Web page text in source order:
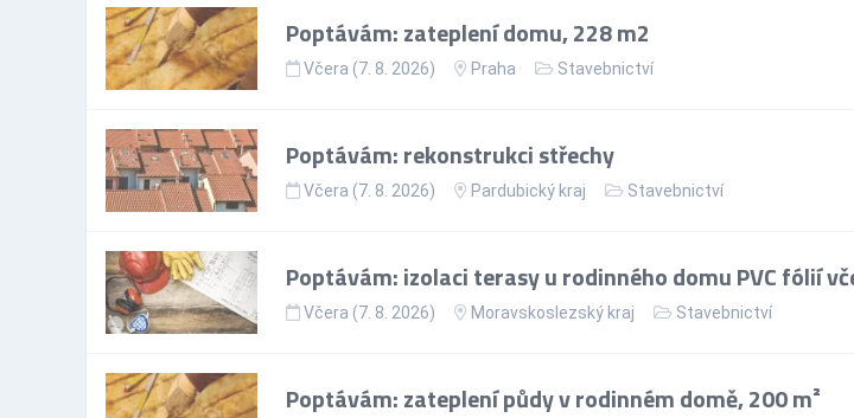
Poptávám: zateplení domu, 228 m2
Včera (7. 8. 2026) Praha Stavebnictví
Poptávám: rekonstrukci střechy
Včera (7. 8. 2026) Pardubický kraj Stavebnictví
Poptávám: izolaci terasy u rodinného domu PVC fólií
Včera (7. 8. 2026) Moravskoslezský kraj Stavebnictví
Poptávám: zateplení půdy v rodinném domě, 200 m²